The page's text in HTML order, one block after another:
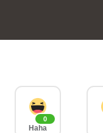
0
Haha